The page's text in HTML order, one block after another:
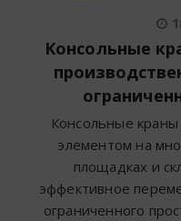
Консольные
Консольные
элементом на
площадках и
эффективное
ограниченного